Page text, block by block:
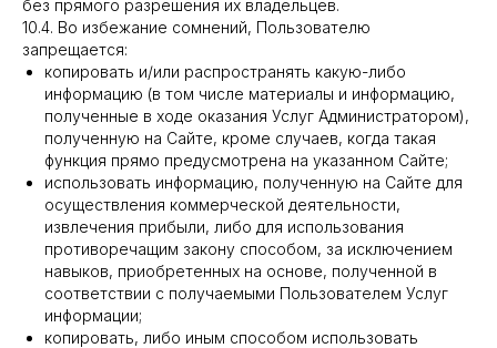
без прямого разрешения их владельцев.
10.4. Во избежание сомнений, Пользователю
запрещается:
копировать и/или распространять какую-либо
информацию (в том числе материалы и информацию,
полученные в ходе оказания Услуг Администратором),
полученную на Сайте, кроме случаев, когда такая
функция прямо предусмотрена на указанном Сайте;
использовать информацию, полученную на Сайте для
осуществления коммерческой деятельности,
извлечения прибыли, либо для использования
противоречащим закону способом, за исключением
навыков, приобретенных на основе, полученной в
соответствии с получаемыми Пользователем Услуг
информации;
копировать, либо иным способом использовать